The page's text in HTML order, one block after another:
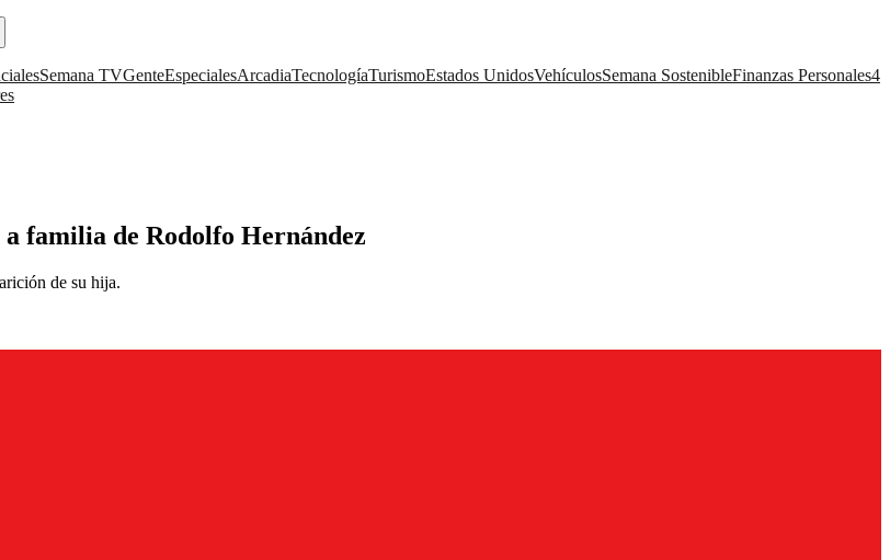
Semana TVGenteEspecialesArcadiaTecnologíaTurismoEstados UnidosVehículosSemana SostenibleFinanzas Personales4
familia de Rodolfo Hernández
de su hija.